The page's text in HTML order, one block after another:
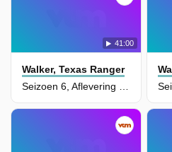
41:00
Walker, Texas Ranger
Seizoen 6, Aflevering 5 - Code of the West